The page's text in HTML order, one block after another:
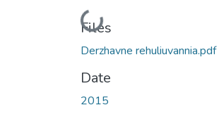
Loading...
Files
Derzhavne rehuliuvannia.pdf
Date
2015